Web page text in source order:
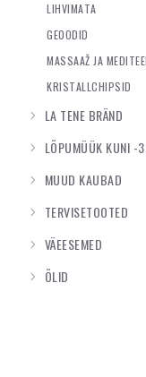
LIHVIMATA
GEOODID
MASSAAŽ JA
KRISTALLCHIPSID
LA TENE BRÄND
LÕPUMÜÜK KUNI -
MUUD KAUBAD
TERVISETOOTED
VÄEESEMED
ÕLID